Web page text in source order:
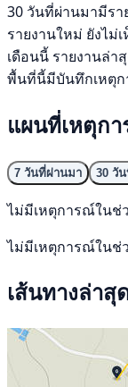
30 วันที่ผ่านมามีรา
รายงานใหม่ ยังไม่
เดือนนี้ รายงานล่า
พื้นที่นี้มีบันทึกเหตุ
แผนที่เหตุก
7 วันที่ผ่านมา 30 วั
ไม่มีเหตุการณ์ในช่
ไม่มีเหตุการณ์ในช่
เส้นทางล่า